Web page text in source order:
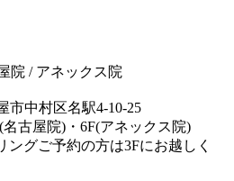
市中村区名駅4-10-25
古屋院)・6F(アネックス院)
グご予約の方は3Fにお越しく